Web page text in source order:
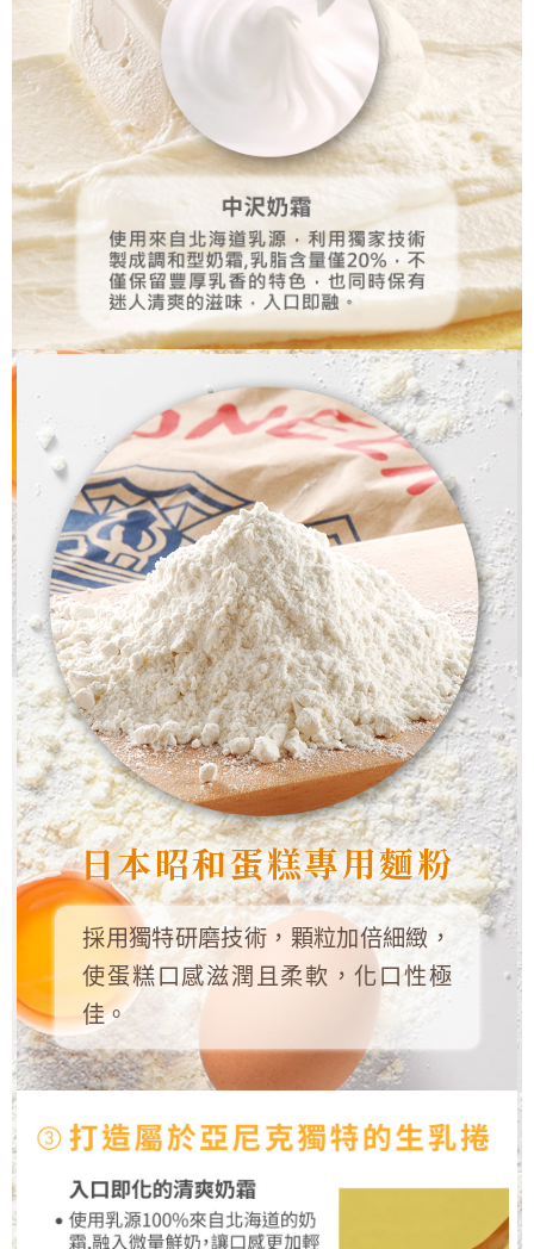
日本昭和蛋糕專用麵粉
採用獨特研磨技術，顆粒加倍細緻，
使蛋糕口感滋潤且柔軟，化口性極
佳。